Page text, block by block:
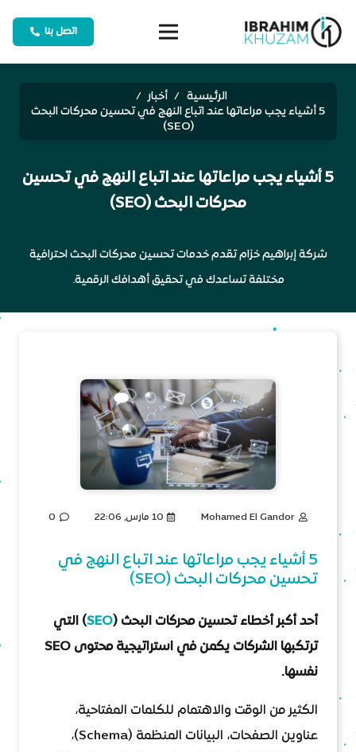
اتصل بنا
الرئيسية / أخبار /
5 أشياء يجب مراعاتها عند اتباع النهج في تحسين محركات البحث
(SEO)
5 أشياء يجب مراعاتها عند اتباع النهج في تحسين
محركات البحث (SEO)
شركة إبراهيم خزام تقدم خدمات تحسين محركات البحث احترافية
مختلفة تساعدك في تحقيق أهدافك الرقمية.
Mohamed El Gandor 10 مارس, 22:06 0
5 أشياء يجب مراعاتها عند اتباع النهج في
تحسين محركات البحث (SEO)
أحد أكبر أخطاء تحسين محركات البحث (SEO) التي
ترتكبها الشركات يكمن في استراتيجية محتوى SEO
نفسها.
الكثير من الوقت والاهتمام للكلمات المفتاحية،
عناوين الصفحات، البيانات المنظمة (Schema)،